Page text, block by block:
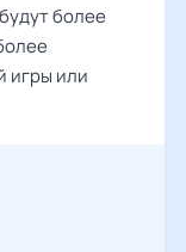
более
игры или